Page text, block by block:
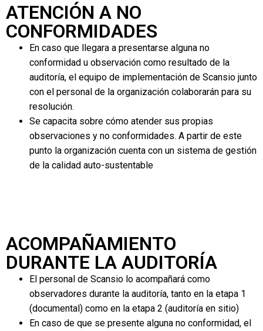
ATENCIÓN A NO
CONFORMIDADES
En caso que llegara a presentarse alguna no
conformidad u observación como resultado de la
auditoría, el equipo de implementación de Scansio junto
con el personal de la organización colaborarán para su
resolución.
Se capacita sobre cómo atender sus propias
observaciones y no conformidades. A partir de este
punto la organización cuenta con un sistema de gestión
de la calidad auto-sustentable
ACOMPAÑAMIENTO
DURANTE LA AUDITORÍA
El personal de Scansio lo acompañará como
observadores durante la auditoría, tanto en la etapa 1
(documental) como en la etapa 2 (auditoría en sitio)
En caso de que se presente alguna no conformidad, el